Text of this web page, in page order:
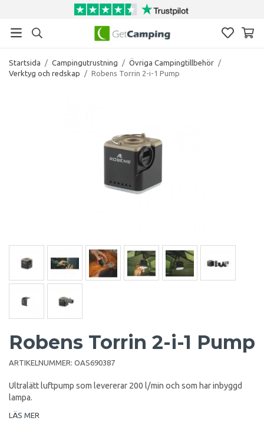
Startsida / Campingutrustning / Övriga Campingtillbehör /
Verktyg och redskap
/ Robens Torrin 2-i-1 Pump
Robens Torrin 2-i-1 Pump
ARTIKELNUMMER: OAS690387
Ultralätt luftpump som levererar 200 l/min och som har inbyggd
lampa.
LÄS MER